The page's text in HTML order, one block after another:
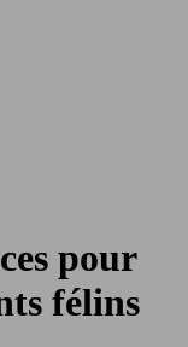
pour
félins